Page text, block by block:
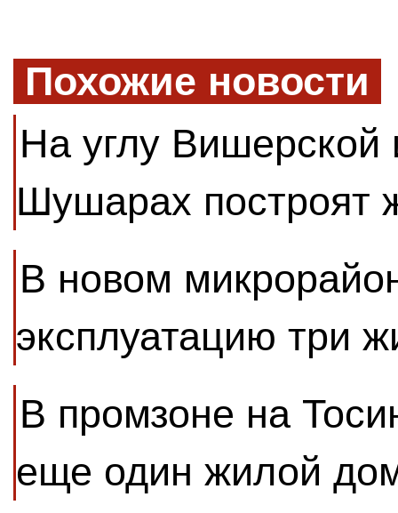
Похожие новости
На углу Вишерской
Шушарах построят
В новом
эксплуатацию три
В промзоне на
еще один жилой